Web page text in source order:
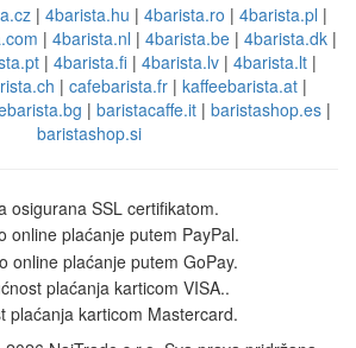
| 4barista.hu | 4barista.ro | 4barista.pl |
| 4barista.nl | 4barista.be | 4barista.dk |
| 4barista.fi | 4barista.lv | 4barista.lt |
| cafebarista.fr| kaffeebarista.at|
| baristacaffe.it| baristashop.es|
baristashop.si